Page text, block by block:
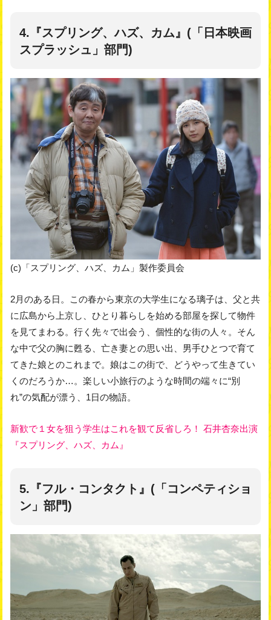
4.『スプリング、ハズ、カム』(「日本映画
スプラッシュ」部門)
(c)「スプリング、ハズ、カム」製作委員会
2月のある日。この春から東京の大学生になる璃子は、父と共
に広島から上京し、ひとり暮らしを始める部屋を探して物件
を見てまわる。行く先々で出会う、個性的な街の人々。そん
な中で父の胸に甦る、亡き妻との思い出、男手ひとつで育て
てきた娘とのこれまで。娘はこの街で、どうやって生きてい
くのだろうか…。楽しい小旅行のような時間の端々に“別
れ”の気配が漂う、1日の物語。
新歓で１女を狙う学生はこれを観て反省しろ！ 石井杏奈出演
『スプリング、ハズ、カム』
5.『フル・コンタクト』(「コンペティショ
ン」部門)